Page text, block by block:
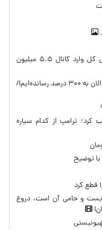
رشد بورس در اولین روز معاملات هفته/ شاخص کل وارد کانال ۵.۵ میلیون
ترامپ: تورم ایران که قبل از جنگ ۵ درصد بود را الان به ۳۰۰ درصد رسانده‌ایم!/
کرد؛ ترامپ از کدام سیاره
توضیح
قطع کرد
و حامی آن است، دروغ